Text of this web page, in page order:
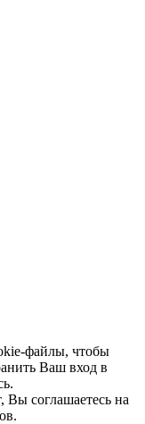
файлы, чтобы
Ваш вход в
Вы соглашаетесь на